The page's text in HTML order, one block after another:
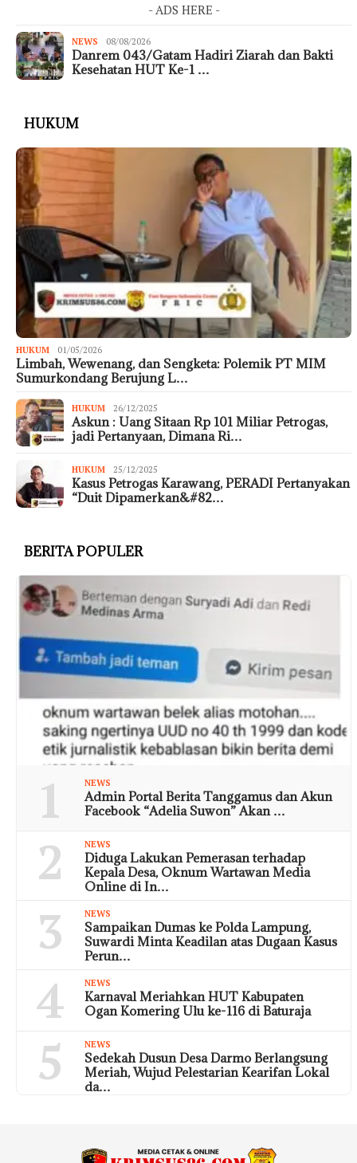
- ADS HERE -
NEWS 08/08/2026
Danrem 043/Gatam Hadiri Ziarah dan Bakti
Kesehatan HUT Ke-1 …
HUKUM
HUKUM 01/05/2026
Limbah, Wewenang, dan Sengketa: Polemik PT MIM
Sumurkondang Berujung L…
HUKUM 26/12/2025
Askun : Uang Sitaan Rp 101 Miliar Petrogas,
jadi Pertanyaan, Dimana Ri…
HUKUM 25/12/2025
Kasus Petrogas Karawang, PERADI Pertanyakan
“Duit Dipamerkan&#82…
BERITA POPULER
1 NEWS
Admin Portal Berita Tanggamus dan Akun
Facebook “Adelia Suwon” Akan …
2 NEWS
Diduga Lakukan Pemerasan terhadap
Kepala Desa, Oknum Wartawan Media
Online di In…
3 NEWS
Sampaikan Dumas ke Polda Lampung,
Suwardi Minta Keadilan atas Dugaan Kasus
Perun…
4 NEWS
Karnaval Meriahkan HUT Kabupaten
Ogan Komering Ulu ke-116 di Baturaja
5 NEWS
Sedekah Dusun Desa Darmo Berlangsung
Meriah, Wujud Pelestarian Kearifan Lokal
da…